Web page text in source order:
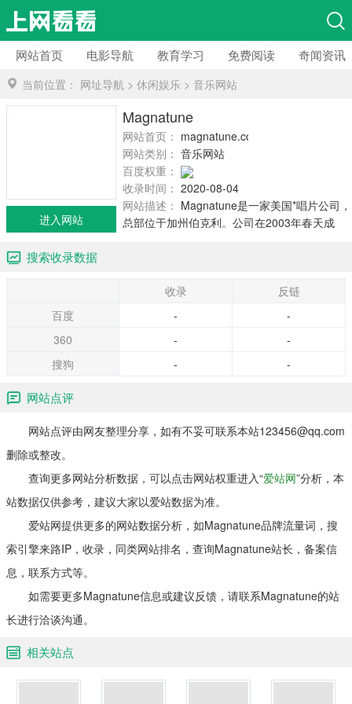
网站首页 电影导航 教育学习 免费阅读 奇闻资讯
当前位置： 网址导航 > 休闲娱乐 > 音乐网站
Magnatune
网站首页： magnatune.com
网站类别： 音乐网站
百度权重：
收录时间： 2020-08-04
网站描述： Magnatune是一家美国*唱片公司，
总部位于加州伯克利。公司在2003年春天成
始通过亚马逊网站来销售完整的专辑和个人曲
转移到“自助餐”会员计划。
进入网站
搜索收录数据
收录
反链
百度
-
-
360
-
-
搜狗
- -
网站点评
网站点评由网友整理分享，如有不妥可联系本站123456@qq.com
删除或整改。
查询更多网站分析数据，可以点击网站权重进入“爱站网”分析，本
站数据仅供参考，建议大家以爱站数据为准。
爱站网提供更多的网站数据分析，如Magnatune品牌流量词，搜
索引擎来路IP，收录，同类网站排名，查询Magnatune站长，备案信
息，联系方式等。
如需要更多Magnatune信息或建议反馈，请联系Magnatune的站
长进行洽谈沟通。
相关站点